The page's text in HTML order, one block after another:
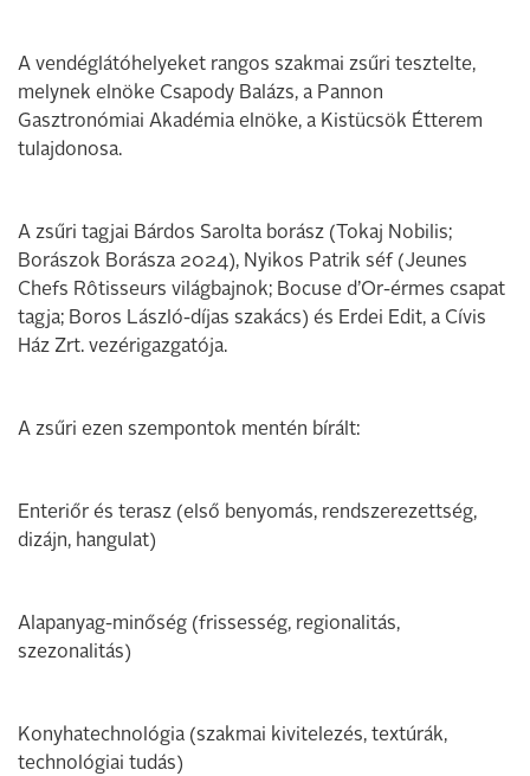
A vendéglátóhelyeket rangos szakmai zsűri tesztelte,
melynek elnöke Csapody Balázs, a Pannon
Gasztronómiai Akadémia elnöke, a Kistücsök Étterem
tulajdonosa.
A zsűri tagjai Bárdos Sarolta borász (Tokaj Nobilis;
Borászok Borásza 2024), Nyikos Patrik séf (Jeunes
Chefs Rôtisseurs világbajnok; Bocuse d’Or-érmes csapat
tagja; Boros László-díjas szakács) és Erdei Edit, a Cívis
Ház Zrt. vezérigazgatója.
A zsűri ezen szempontok mentén bírált:
Enteriőr és terasz (első benyomás, rendszerezettség,
dizájn, hangulat)
Alapanyag-minőség (frissesség, regionalitás,
szezonalitás)
Konyhatechnológia (szakmai kivitelezés, textúrák,
technológiai tudás)